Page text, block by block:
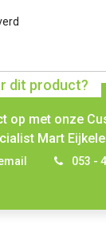
dit product?
op met onze
Mart
053 -